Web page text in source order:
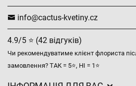
info@cactus-kvetiny.cz
4.9/5 ⭐ (42 відгуків)
Чи рекомендуватиме клієнт флориста
замовлення? ТАК = 5⭐, НІ = 1⭐